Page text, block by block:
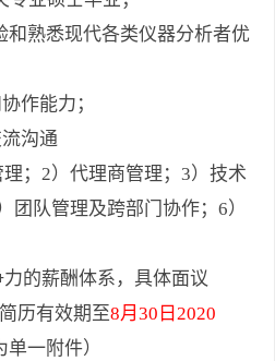
和熟悉现代各类仪器分析者优
作能力；
沟通
；2）代理商管理；3）技术
团队管理及跨部门协作；6）
的薪酬体系，具体面议
历有效期至8月30日2020
一附件）